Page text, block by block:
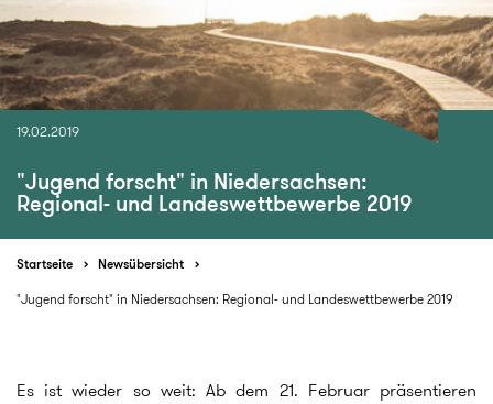
19.02.2019
"Jugend forscht" in Niedersachsen:
Regional- und Landeswettbewerbe 2019
Startseite
Newsübersicht
"Jugend forscht" in Niedersachsen: Regional- und Landeswettbewerbe 2019
Es ist wieder so weit: Ab dem 21. Februar präsentieren